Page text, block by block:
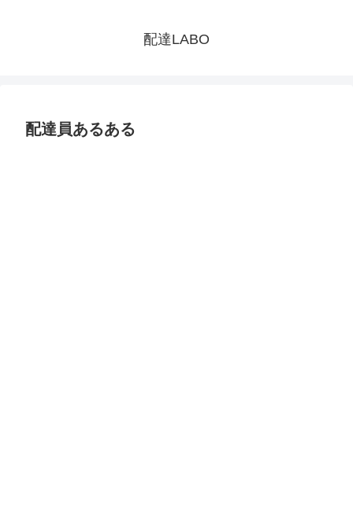
配達LABO
配達員あるある